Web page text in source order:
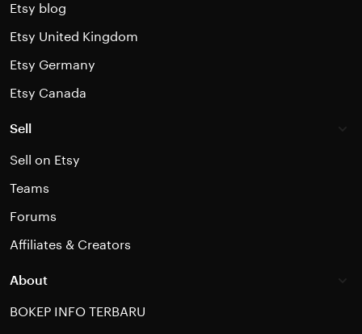
Etsy blog
Etsy United Kingdom
Etsy Germany
Etsy Canada
Sell
Sell on Etsy
Teams
Forums
Affiliates & Creators
About
BOKEP INFO TERBARU